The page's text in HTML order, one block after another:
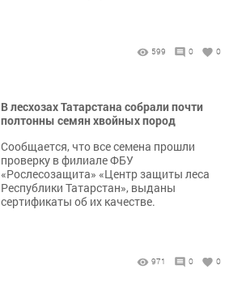
599 0 0
В лесхозах Татарстана собрали почти
полтонны семян хвойных пород
Сообщается, что все семена прошли
проверку в филиале ФБУ
«Рослесозащита» «Центр защиты леса
Республики Татарстан», выданы
сертификаты об их качестве.
971 0 0